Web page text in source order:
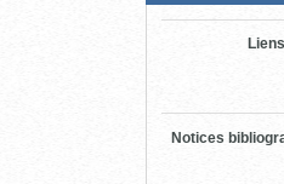
Notices